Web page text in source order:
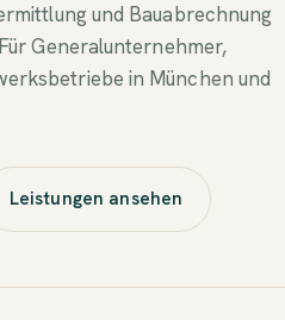
und Bauabrechnung
Generalunternehmer,
in München und
Leistungen ansehen